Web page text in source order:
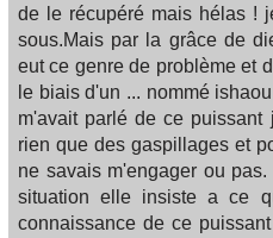
de le récupéré mais hélas !
sous.Mais par la grâce de
eut ce genre de problème et
le biais d'un ... nommé
m'avait parlé de ce puissant
rien que des gaspillages et
ne savais m'engager ou
situation elle insiste a ce
connaissance de ce